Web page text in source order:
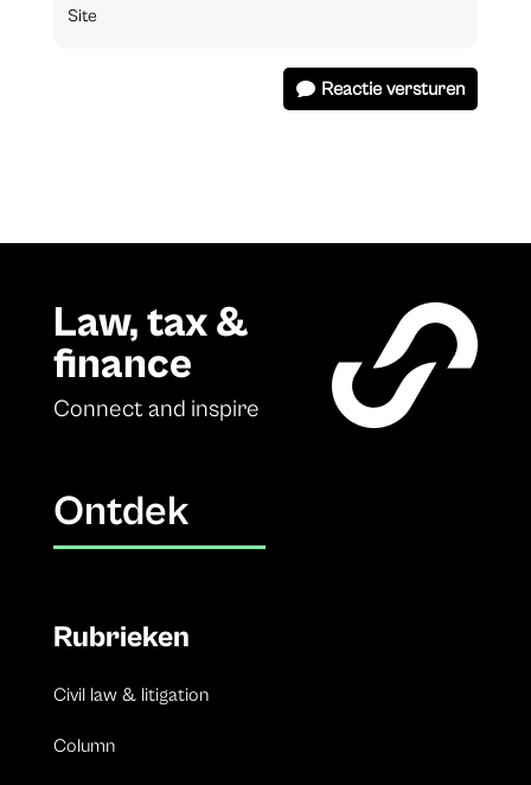
Reactie versturen
Law, tax &
finance
Connect and inspire
Ontdek
Rubrieken
Civil law & litigation
Column